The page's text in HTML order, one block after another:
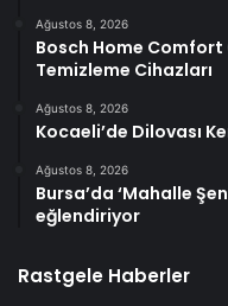
Ağustos 8, 2026
Bosch Home
Temizleme Cihazları
Ağustos 8, 2026
Kocaeli’de Dilovası
Ağustos 8, 2026
Bursa’da ‘Mahalle
eğlendiriyor
Rastgele Haberler